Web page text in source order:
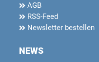
AGB
RSS-Feed
Newsletter bestellen
NEWS